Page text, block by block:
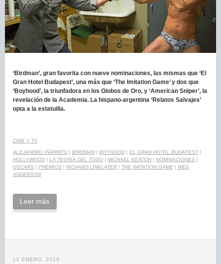
‘Birdman’, gran favorita con nueve nominaciones, las mismas que ‘El
Gran Hotel Budapest’, una más que ‘The Imitation Game’ y dos que
‘Boyhood’, la triunfadora en los Globos de Oro, y ‘American Sniper’, la
revelación de la Academia. La hispano-argentina ‘Relatos Salvajes’
opta a la estatuilla.
CINE Y TV
ALEJANDRO IÑÁRRITU | BIRDMAN | BOYHOOD | EL GRAN HOTEL BUDAPEST|
HOLLYWOOD | LA TEORÍA DEL TODO | MICHAEL KEATON | NOMINACIONES |
OSCARS | PREMIOS | RICHARD LINKLATER | THE IMITATION GAME | WES
ANDERSON
Leer más
12 ENERO, 2015